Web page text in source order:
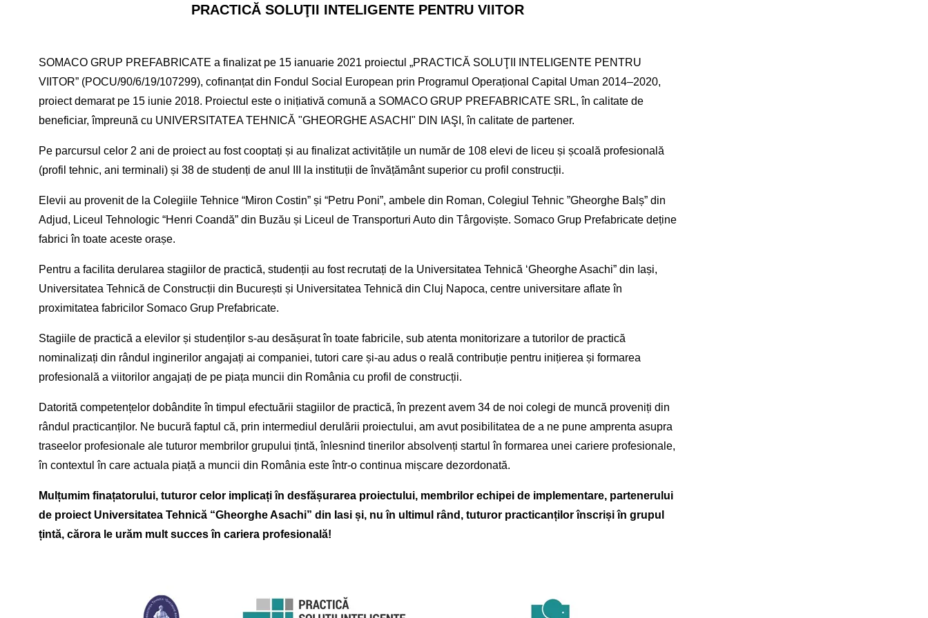
PRACTICĂ SOLUŢII INTELIGENTE PENTRU VIITOR
SOMACO GRUP PREFABRICATE a finalizat pe 15 ianuarie 2021 proiectul „PRACTICĂ SOLUŢII INTELIGENTE PENTRU
VIITOR” (POCU/90/6/19/107299), cofinanțat din Fondul Social European prin Programul Operațional Capital Uman 2014–2020,
proiect demarat pe 15 iunie 2018. Proiectul este o inițiativă comună a SOMACO GRUP PREFABRICATE SRL, în calitate de
beneficiar, împreună cu UNIVERSITATEA TEHNICĂ "GHEORGHE ASACHI" DIN IAŞI, în calitate de partener.
Pe parcursul celor 2 ani de proiect au fost cooptați și au finalizat activitățile un număr de 108 elevi de liceu și școală profesională
(profil tehnic, ani terminali) și 38 de studenți de anul III la instituții de învățământ superior cu profil construcții.
Elevii au provenit de la Colegiile Tehnice “Miron Costin” și “Petru Poni”, ambele din Roman, Colegiul Tehnic ”Gheorghe Balș” din
Adjud, Liceul Tehnologic “Henri Coandă” din Buzău și Liceul de Transporturi Auto din Târgoviște. Somaco Grup Prefabricate deține
fabrici în toate aceste orașe.
Pentru a facilita derularea stagiilor de practică, studenții au fost recrutați de la Universitatea Tehnică ‘Gheorghe Asachi” din Iași,
Universitatea Tehnică de Construcții din București și Universitatea Tehnică din Cluj Napoca, centre universitare aflate în
proximitatea fabricilor Somaco Grup Prefabricate.
Stagiile de practică a elevilor și studenților s-au desășurat în toate fabricile, sub atenta monitorizare a tutorilor de practică
nominalizați din rândul inginerilor angajați ai companiei, tutori care și-au adus o reală contribuție pentru inițierea și formarea
profesională a viitorilor angajați de pe piața muncii din România cu profil de construcții.
Datorită competențelor dobândite în timpul efectuării stagiilor de practică, în prezent avem 34 de noi colegi de muncă proveniți din
rândul practicanților. Ne bucură faptul că, prin intermediul derulării proiectului, am avut posibilitatea de a ne pune amprenta asupra
traseelor profesionale ale tuturor membrilor grupului țintă, înlesnind tinerilor absolvenți startul în formarea unei cariere profesionale,
în contextul în care actuala piață a muncii din România este într-o continua mișcare dezordonată.
Mulțumim finațatorului, tuturor celor implicați în desfășurarea proiectului, membrilor echipei de implementare, partenerului
de proiect Universitatea Tehnică “Gheorghe Asachi” din Iasi și, nu în ultimul rând, tuturor practicanților înscriși în grupul
țintă, cărora le urăm mult succes în cariera profesională!
Image